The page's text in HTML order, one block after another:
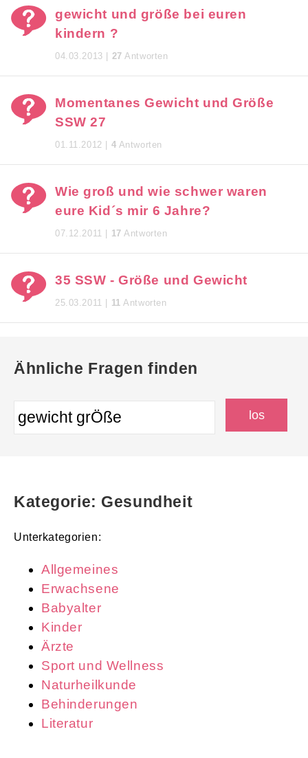
gewicht und größe bei euren
kindern ?
04.03.2013 | 27 Antworten
Momentanes Gewicht und Größe
SSW 27
01.11.2012 | 4 Antworten
Wie groß und wie schwer waren
eure Kid´s mir 6 Jahre?
07.12.2011 | 17 Antworten
35 SSW - Größe und Gewicht
25.03.2011 | 11 Antworten
Ähnliche Fragen finden
Kategorie: Gesundheit
Unterkategorien:
Allgemeines
Erwachsene
Babyalter
Kinder
Ärzte
Sport und Wellness
Naturheilkunde
Behinderungen
Literatur